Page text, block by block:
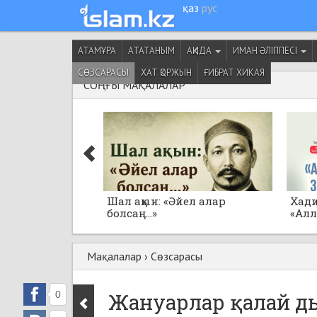
қаз рус
АТАМҰРА АТАТАНЫМ АҚИДА
ИМАН ӘЛІППЕСІ
СӨЗСАРАСЫ
ХАТ ҚОРЖЫН ҒИБРАТ ХИКАЯ
СОҢҒЫ МАҚАЛАЛАР
Шал ақын: «Әйел алар
болсаң...»
Мақалалар › Сөзсарасы
Жануарлар қалай
0